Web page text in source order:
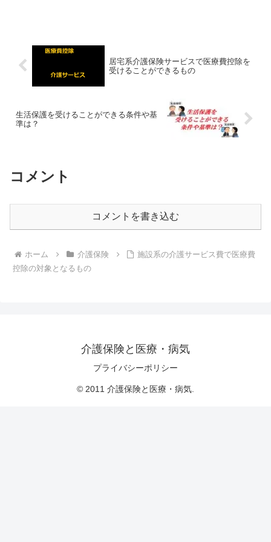
居宅系介護保険サービスで医療費控除を
受けることができるもの
生活保護を受けることができる条件や基
準は？
コメント
コメントを書き込む
ホーム 介護保険
施設系の介護サービス費で医療費
控除の対象となるもの
介護保険と医療・病気
プライバシーポリシー
© 2011 介護保険と医療・病気.